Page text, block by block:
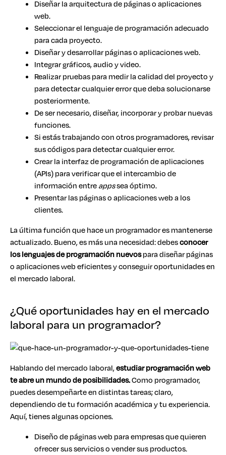
Diseñar la arquitectura de páginas o aplicaciones
web.
Seleccionar el lenguaje de programación adecuado
para cada proyecto.
Diseñar y desarrollar páginas o aplicaciones web.
Integrar gráficos, audio y video.
Realizar pruebas para medir la calidad del proyecto y
para detectar cualquier error que deba solucionarse
posteriormente.
De ser necesario, diseñar, incorporar y probar nuevas
funciones.
Si estás trabajando con otros programadores, revisar
sus códigos para detectar cualquier error.
Crear la interfaz de programación de aplicaciones
(APIs) para verificar que el intercambio de
información entreappssea óptimo.
Presentar las páginas o aplicaciones web a los
clientes.
La última función que hace un programador es mantenerse
actualizado. Bueno, es más una necesidad: debesconocer
los lenguajes de programación nuevospara diseñar páginas
o aplicaciones web eficientes y conseguir oportunidades en
el mercado laboral.
¿Qué oportunidades hay en el mercado
laboral para un programador?
Hablando del mercado laboral,estudiar programación web
te abre un mundo de posibilidades.Como programador,
puedes desempeñarte en distintas tareas; claro,
dependiendo de tu formación académica y tu experiencia.
Aquí, tienes algunas opciones.
Diseño de páginas web para empresas que quieren
ofrecer sus servicios o vender sus productos.